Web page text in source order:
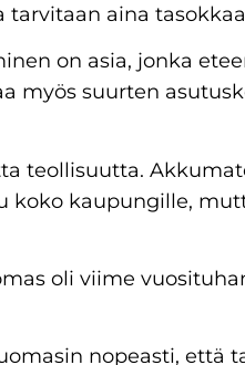
aina
on asia, jonka
myös suurten
teollisuutta.
koko kaupungille,
oli viime
nopeasti, että